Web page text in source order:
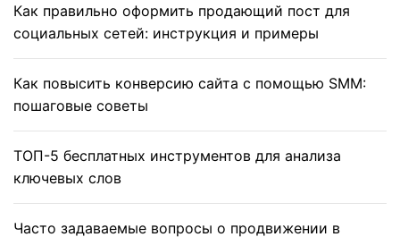
Как правильно оформить продающий пост для
социальных сетей: инструкция и примеры
Как повысить конверсию сайта с помощью SMM:
пошаговые советы
ТОП-5 бесплатных инструментов для анализа
ключевых слов
Часто задаваемые вопросы о продвижении в